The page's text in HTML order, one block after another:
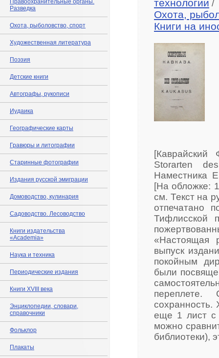
Правоохранительные органы.
Разведка
Охота, рыболовство, спорт
Художественная литература
Поэзия
Детские книги
Автографы, рукописи
Иудаика
Географические карты
Гравюры и литографии
Старинные фотографии
Издания русской эмиграции
Домоводство, кулинария
Садоводство. Лесоводство
Книги издательства
«Academia»
Наука и техника
Периодические издания
Книги XVIII века
Энциклопедии, словари,
справочники
Фольклор
Плакаты
технологии /
Охота,
Книги на
Storarten
Наместника
[На обложке:
см. Текст на
отпечатано
Тифлисской
«Настоящая
выпуск
покойным
были
переплете.
сохранность.
еще 1 лист с
можно
библиотеки),